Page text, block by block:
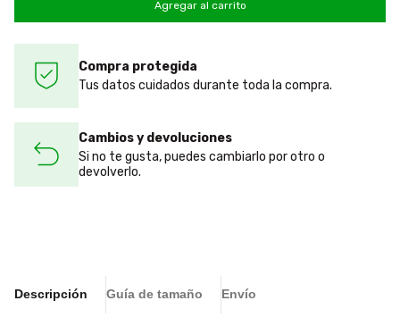
Compra protegida
Tus datos cuidados durante toda la compra.
Cambios y devoluciones
Si no te gusta, puedes cambiarlo por otro o
devolverlo.
Descripción Guía de tamaño Envío